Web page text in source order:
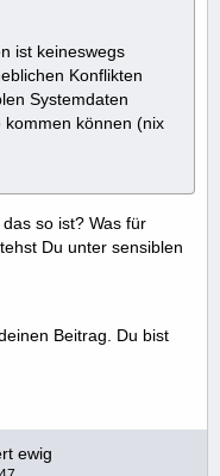
ist keineswegs
Konflikten
Systemdaten
können (nix
so ist? Was für
Du unter sensiblen
Beitrag. Du bist
ewig